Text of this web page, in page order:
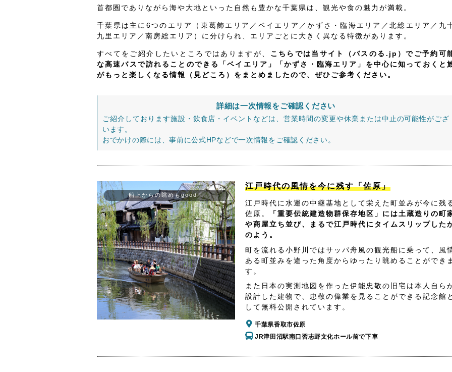
首都圏でありながら海や大地といった自然も豊かな千葉県は、観光や食の魅力が満載。
千葉県は主に6つのエリア（東葛飾エリア／ベイエリア／かずさ・臨海エリア／北総エリア／九
九里エリア／南房総エリア）に分けられ、エリアごとに大きく異なる特徴があります。
すべてをご紹介したいところではありますが、 こちらでは当サイト（バスのる.jp）でご予約可
な高速バスで訪れることのできる「ベイエリア」「かずさ・臨海エリア」を中心に知っておくと
がもっと楽しくなる情報（見どころ）をまとめましたので、ぜひご参考ください。
詳細は一次情報をご確認ください
ご紹介しております施設・飲食店・イベントなどは、営業時間の変更や休業または中止の可能性がござ
います。
おでかけの際には、事前に公式HPなどで一次情報をご確認ください。
船上からの眺めもgood！
江戸時代の風情を今に残す「佐原」
江戸時代に水運の中継基地として栄えた町並みが今に残
佐原。
「重要伝統建造物群保存地区」には土蔵造りの町
や商屋立ち並び、まるで江戸時代にタイムスリップした
のよう。
町を流れる小野川ではサッパ舟風の観光船に乗って、風
ある町並みを違った角度からゆったり眺めることができ
す。
また日本の実測地図を作った伊能忠敬の旧宅は本人自ら
設計した建物で、忠敬の偉業を見ることができる記念館
して無料公開されています。
千葉県香取市佐原
JR津田沼駅南口習志野文化ホール前で下車